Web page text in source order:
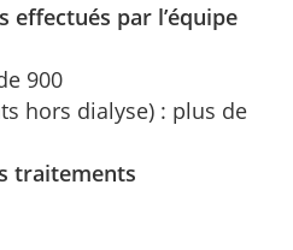
par l’équipe
900
hors dialyse) : plus de
traitements